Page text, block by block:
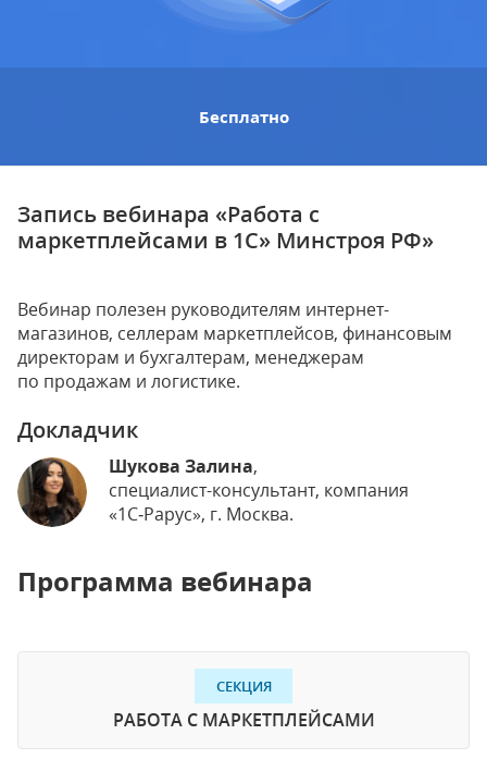
Бесплатно
Запись вебинара «Работа с
маркетплейсами в 1С» Минстроя РФ»
Вебинар полезен руководителям интернет-
магазинов, селлерам маркетплейсов, финансовым
директорам и бухгалтерам, менеджерам
по продажам и логистике.
Докладчик
Шукова Залина,
специалист-консультант, компания
«1С‑Рарус», г. Москва.
Программа вебинара
СЕКЦИЯ
РАБОТА С МАРКЕТПЛЕЙСАМИ